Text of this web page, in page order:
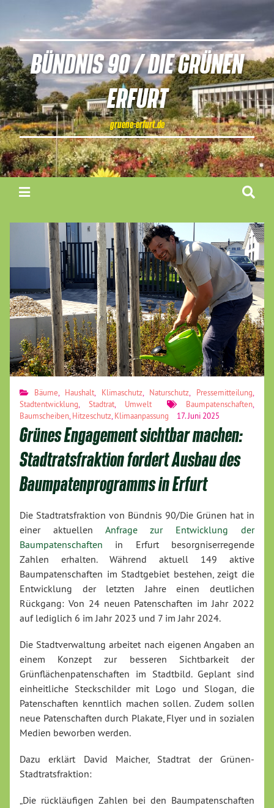
BÜNDNIS 90 / DIE GRÜNEN
ERFURT
gruene-erfurt.de
Bäume Haushalt Klimaschutz, Naturschutz Pressemitteilung
Stadtentwicklung
Stadtrat Umwelt Baumpatenschaften
Baumscheiben Hitzeschutz Klimaanpassung 17. Juni 2025
Grünes Engagement sichtbar machen:
Stadtratsfraktion fordert Ausbau des
Baumpatenprogramms in Erfurt
Die Stadtratsfraktion von Bündnis 90/Die Grünen hat in
einer aktuellen Anfrage zur Entwicklung der
Baumpatenschaften in Erfurt besorgniserregende
Zahlen erhalten. Während aktuell 149 aktive
Baumpatenschaften im Stadtgebiet bestehen, zeigt die
Entwicklung der letzten Jahre einen deutlichen
Rückgang: Von 24 neuen Patenschaften im Jahr 2022
auf lediglich 6 im Jahr 2023 und 7 im Jahr 2024.
Die Stadtverwaltung arbeitet nach eigenen Angaben an
einem Konzept zur besseren Sichtbarkeit der
Grünflächenpatenschaften im Stadtbild. Geplant sind
einheitliche Steckschilder mit Logo und Slogan, die
Patenschaften kenntlich machen sollen. Zudem sollen
neue Patenschaften durch Plakate, Flyer und in sozialen
Medien beworben werden.
Dazu erklärt David Maicher, Stadtrat der Grünen-
Stadtratsfraktion:
„Die rückläufigen Zahlen bei den Baumpatenschaften